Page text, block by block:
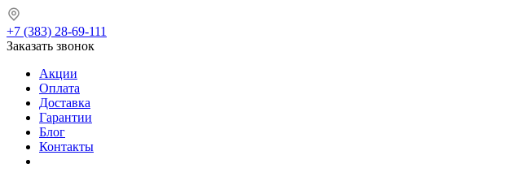
+7 (383) 28-69-111
Заказать звонок
Акции
Оплата
Доставка
Гарантии
Блог
Контакты